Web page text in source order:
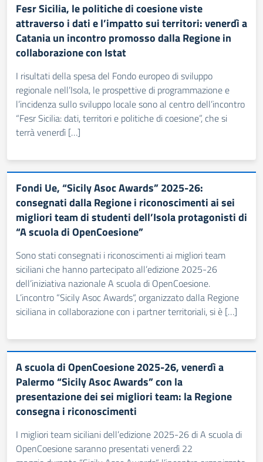
Fesr Sicilia, le politiche di coesione viste
attraverso i dati e l’impatto sui territori: venerdì a
Catania un incontro promosso dalla Regione in
collaborazione con Istat
I risultati della spesa del Fondo europeo di sviluppo
regionale nell’Isola, le prospettive di programmazione e
l’incidenza sullo sviluppo locale sono al centro dell’incontro
“Fesr Sicilia: dati, territori e politiche di coesione”, che si
terrà venerdì […]
Fondi Ue, “Sicily Asoc Awards” 2025-26:
consegnati dalla Regione i riconoscimenti ai sei
migliori team di studenti dell’Isola protagonisti di
“A scuola di OpenCoesione”
Sono stati consegnati i riconoscimenti ai migliori team
siciliani che hanno partecipato all’edizione 2025-26
dell’iniziativa nazionale A scuola di OpenCoesione.
L’incontro “Sicily Asoc Awards“, organizzato dalla Regione
siciliana in collaborazione con i partner territoriali, si è […]
A scuola di OpenCoesione 2025-26, venerdì a
Palermo “Sicily Asoc Awards” con la
presentazione dei sei migliori team: la Regione
consegna i riconoscimenti
I migliori team siciliani dell’edizione 2025-26 di A scuola di
OpenCoesione saranno presentati venerdì 22